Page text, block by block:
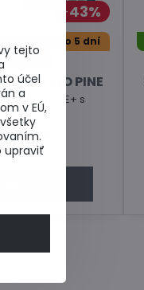
43%
Dodanie do 5 dní
rokov
TRIO PINE
RoofLITE+ s
€
tejto
účel
a
v EÚ,
upraviť